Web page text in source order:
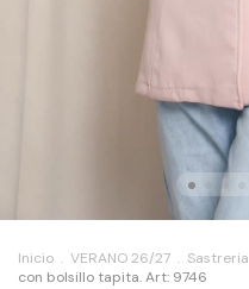
Inicio . VERANO 26/27 . Sastreria
con bolsillo tapita. Art: 9746